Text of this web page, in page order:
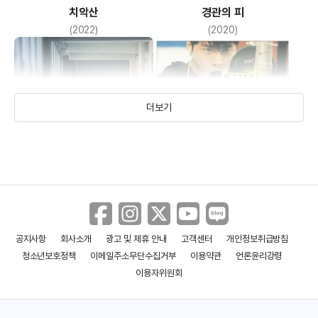
치악산
(2022)
경관의 피
(2020)
목격자 뷰티풀 보이스
더보기
공지사항 회사소개 광고 및 제휴 안내 고객센터
개인정보취급방침
청소년보호정책
이메일주소무단수집거부 이용약관
언론윤리강령
이용자위원회